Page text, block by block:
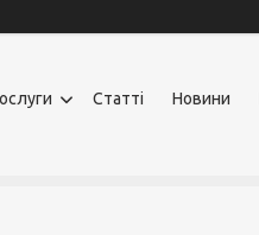
Статті Новини